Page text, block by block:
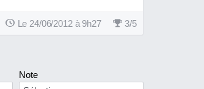
Le 24/06/2012 à 9h27 3/5
Note